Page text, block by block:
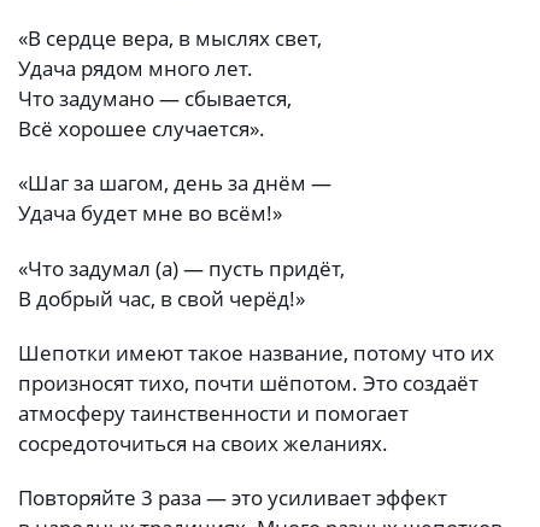
«В сердце вера, в мыслях свет,
Удача рядом много лет.
Что задумано — сбывается,
Всё хорошее случается».
«Шаг за шагом, день за днём —
Удача будет мне во всём!»
«Что задумал (а) — пусть придёт,
В добрый час, в свой черёд!»
Шепотки имеют такое название, потому что их
произносят тихо, почти шёпотом. Это создаёт
атмосферу таинственности и помогает
сосредоточиться на своих желаниях.
Повторяйте 3 раза — это усиливает эффект